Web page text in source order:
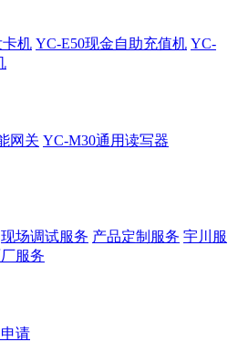
卡机 YC-E50现金自助充值机 YC-
网关 YC-M30通用读写器
现场调试服务 产品定制服务 宇川服
服务
请